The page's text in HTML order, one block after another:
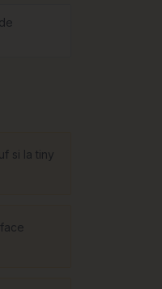
si la tiny